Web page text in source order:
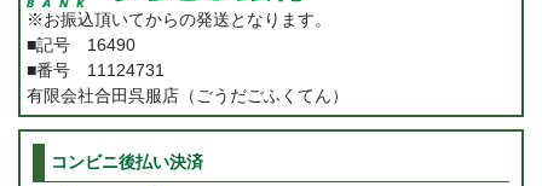
※お振込頂いてからの発送となります。
■記号 16490
■番号 11124731
有限会社合田呉服店（ごうだごふくてん）
コンビニ後払い決済